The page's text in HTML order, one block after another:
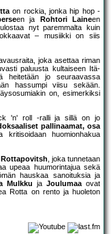
on rockia, jonka hip hop -
en ja Rohtori Laineen
nyt paremmalta kuin
– musiikki on siis
joka asettaa riman
paluusta kultaiseen Itä-
heitetään jo seuraavassa
hassumpi viisu sekään.
on, esimerkiksi
'n' roll -ralli ja sillä on jo
pallinaamat, osa
huomionhakua
, joka tunnetaan
upeaa huumorintajua sekä
hauskaa sanoituksia ja
Mulkku ja Joulumaaovat
Rotta on rento ja huoleton